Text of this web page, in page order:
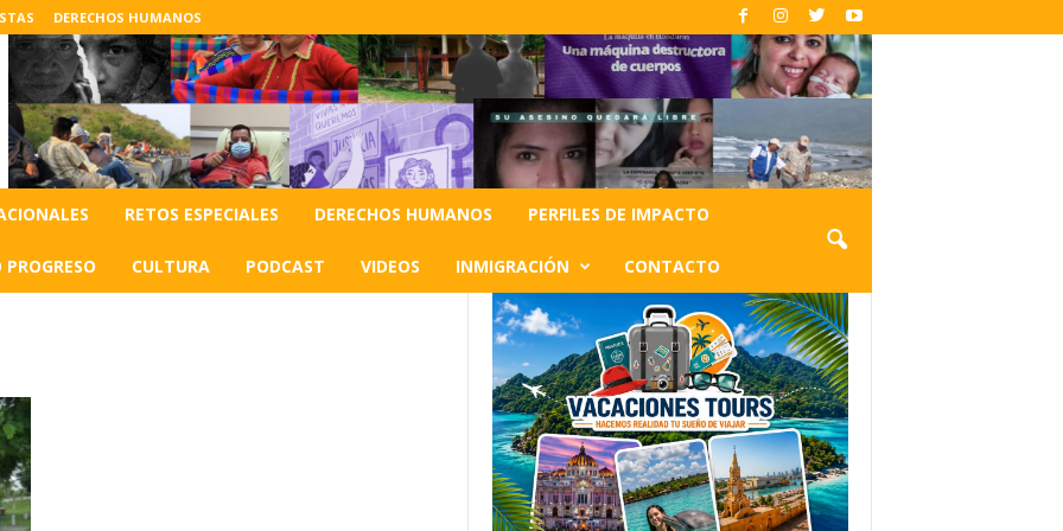
DERECHOS HUMANOS
RETOS ESPECIALES DERECHOS HUMANOS PERFILES DE IMPACTO
PROGRESO CULTURA PODCAST VIDEOS INMIGRACIÓN CONTACTO